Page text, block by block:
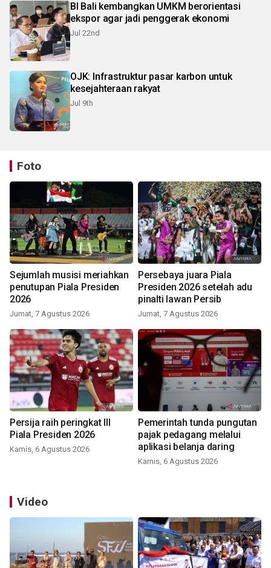
BI Bali kembangkan UMKM berorientasi
ekspor agar jadi penggerak ekonomi
Jul 22nd
OJK: Infrastruktur pasar karbon untuk
kesejahteraan rakyat
Jul 9th
Foto
Sejumlah musisi meriahkan
penutupan Piala Presiden
2026
Jumat, 7 Agustus 2026
Persebaya juara Piala
Presiden 2026 setelah adu
pinalti lawan Persib
Jumat, 7 Agustus 2026
Persija raih peringkat III
Piala Presiden 2026
Kamis, 6 Agustus 2026
Pemerintah tunda pungutan
pajak pedagang melalui
aplikasi belanja daring
Kamis, 6 Agustus 2026
Video